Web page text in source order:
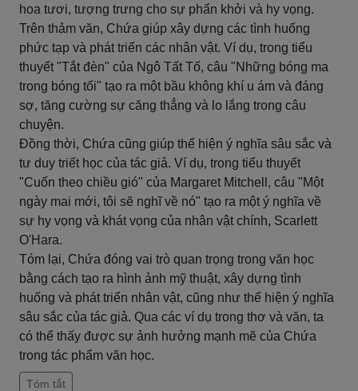
hoa tươi, tượng trưng cho sự phấn khởi và hy vọng.
Trên thảm văn, Chứa giúp xây dựng các tình huống
phức tạp và phát triển các nhân vật. Ví dụ, trong tiểu
thuyết "Tắt đèn" của Ngô Tất Tố, câu "Những bóng ma
trong bóng tối" tạo ra một bầu không khí u ám và đáng
sợ, tăng cường sự căng thẳng và lo lắng trong câu
chuyện.
Đồng thời, Chứa cũng giúp thể hiện ý nghĩa sâu sắc và
tư duy triết học của tác giả. Ví dụ, trong tiểu thuyết
"Cuốn theo chiều gió" của Margaret Mitchell, câu "Một
ngày mai mới, tôi sẽ nghĩ về nó" tạo ra một ý nghĩa về
sự hy vọng và khát vọng của nhân vật chính, Scarlett
O'Hara.
Tóm lại, Chứa đóng vai trò quan trọng trong văn học
bằng cách tạo ra hình ảnh mỹ thuật, xây dựng tình
huống và phát triển nhân vật, cũng như thể hiện ý nghĩa
sâu sắc của tác giả. Qua các ví dụ trong thơ và văn, ta
có thể thấy được sự ảnh hưởng mạnh mẽ của Chứa
trong tác phẩm văn học.
Tóm tắt